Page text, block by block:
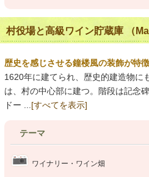
村役場と高級ワイン貯蔵庫 （
歴史を感じさせる鐘楼風の装飾が特徴
1620年に建てられ、歴史的建造物に
は、村の中心部に建つ。階段は記念
ドー ... [すべてを表示]
テーマ
ワイナリー・ワイン畑